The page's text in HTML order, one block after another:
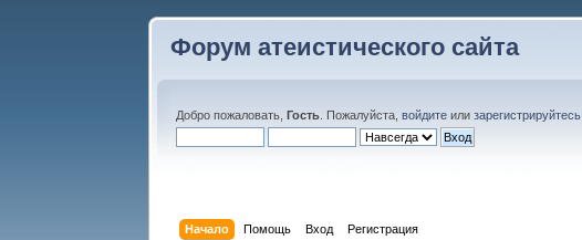
Форум атеистического сайта
Добро пожаловать,Гость . Пожалуйста,войдите илизарегистрируйтесь
Начало Помощь Вход Регистрация